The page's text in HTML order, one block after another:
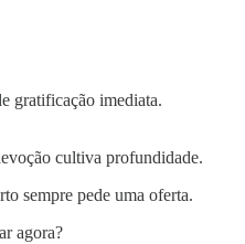
gratificação imediata.
cultiva profundidade.
sempre pede uma oferta.
agora?